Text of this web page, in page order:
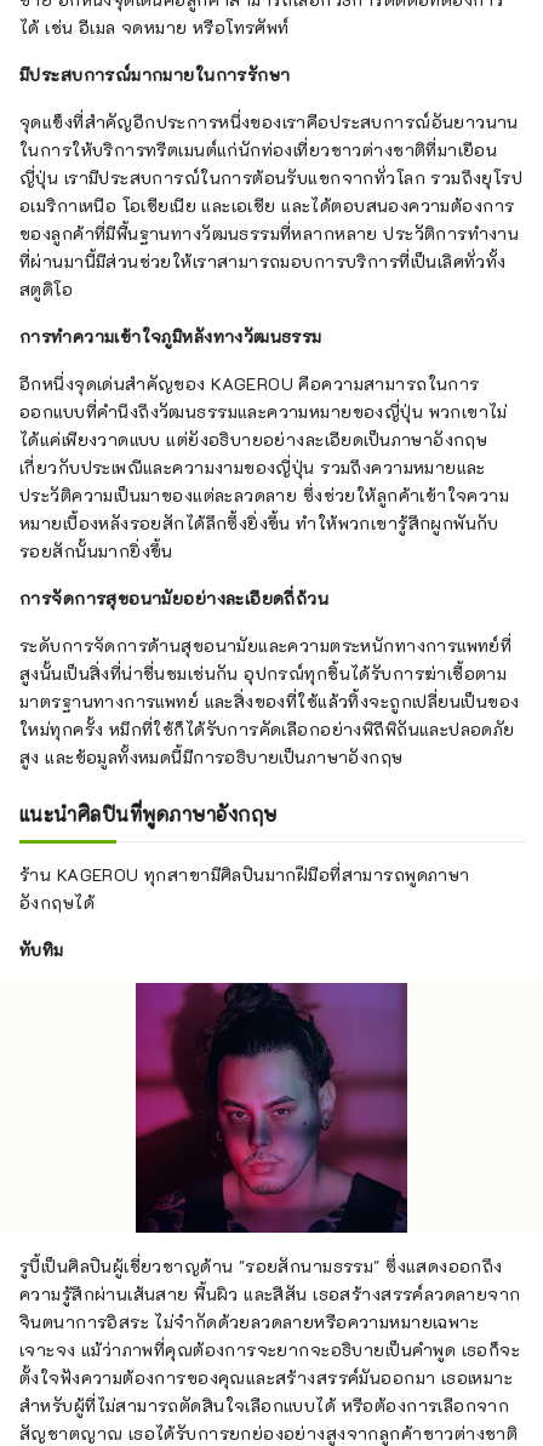
ได้ เช่น อีเมล จดหมาย หรือโทรศัพท์
มีประสบการณ์มากมายในการรักษา
จุดแข็งที่สำคัญอีกประการหนึ่งของเราคือประสบการณ์อันยาวนาน
ในการให้บริการทรีตเมนต์แก่นักท่องเที่ยวชาวต่างชาติที่มาเยือน
ญี่ปุ่น เรามีประสบการณ์ในการต้อนรับแขกจากทั่วโลก รวมถึงยุโรป
อเมริกาเหนือ โอเชียเนีย และเอเชีย และได้ตอบสนองความต้องการ
ของลูกค้าที่มีพื้นฐานทางวัฒนธรรมที่หลากหลาย ประวัติการทำงาน
ที่ผ่านมานี้มีส่วนช่วยให้เราสามารถมอบการบริการที่เป็นเลิศทั่วทั้ง
สตูดิโอ
การทำความเข้าใจภูมิหลังทางวัฒนธรรม
อีกหนึ่งจุดเด่นสำคัญของ KAGEROU คือความสามารถในการ
ออกแบบที่คำนึงถึงวัฒนธรรมและความหมายของญี่ปุ่น พวกเขาไม่
ได้แค่เพียงวาดแบบ แต่ยังอธิบายอย่างละเอียดเป็นภาษาอังกฤษ
เกี่ยวกับประเพณีและความงามของญี่ปุ่น รวมถึงความหมายและ
ประวัติความเป็นมาของแต่ละลวดลาย ซึ่งช่วยให้ลูกค้าเข้าใจความ
หมายเบื้องหลังรอยสักได้ลึกซึ้งยิ่งขึ้น ทำให้พวกเขารู้สึกผูกพันกับ
รอยสักนั้นมากยิ่งขึ้น
การจัดการสุขอนามัยอย่างละเอียดถี่ถ้วน
ระดับการจัดการด้านสุขอนามัยและความตระหนักทางการแพทย์ที่
สูงนั้นเป็นสิ่งที่น่าชื่นชมเช่นกัน อุปกรณ์ทุกชิ้นได้รับการฆ่าเชื้อตาม
มาตรฐานทางการแพทย์ และสิ่งของที่ใช้แล้วทิ้งจะถูกเปลี่ยนเป็นของ
ใหม่ทุกครั้ง หมึกที่ใช้ก็ได้รับการคัดเลือกอย่างพิถีพิถันและปลอดภัย
สูง และข้อมูลทั้งหมดนี้มีการอธิบายเป็นภาษาอังกฤษ
แนะนำศิลปินที่พูดภาษาอังกฤษ
ร้าน KAGEROU ทุกสาขามีศิลปินมากฝีมือที่สามารถพูดภาษา
อังกฤษได้
ทับทิม
รูบี้เป็นศิลปินผู้เชี่ยวชาญด้าน "รอยสักนามธรรม" ซึ่งแสดงออกถึง
ความรู้สึกผ่านเส้นสาย พื้นผิว และสีสัน เธอสร้างสรรค์ลวดลายจาก
จินตนาการอิสระ ไม่จำกัดด้วยลวดลายหรือความหมายเฉพาะ
เจาะจง แม้ว่าภาพที่คุณต้องการจะยากจะอธิบายเป็นคำพูด เธอก็จะ
ตั้งใจฟังความต้องการของคุณและสร้างสรรค์มันออกมา เธอเหมาะ
สำหรับผู้ที่ไม่สามารถตัดสินใจเลือกแบบได้ หรือต้องการเลือกจาก
สัญชาตญาณ เธอได้รับการยกย่องอย่างสูงจากลูกค้าชาวต่างชาติ